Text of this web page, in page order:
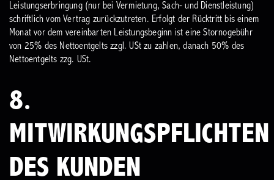
Leistungserbringung (nur bei Vermietung, Sach- und Dienstleistung)
schriftlich vom Vertrag zurückzutreten. Erfolgt der Rücktritt bis einem
Monat vor dem vereinbarten Leistungsbeginn ist eine Stornogebühr
von 25% des Nettoentgelts zzgl. USt zu zahlen, danach 50% des
Nettoentgelts zzg. USt.
8.
MITWIRKUNGSPFLICHTEN
DES KUNDEN